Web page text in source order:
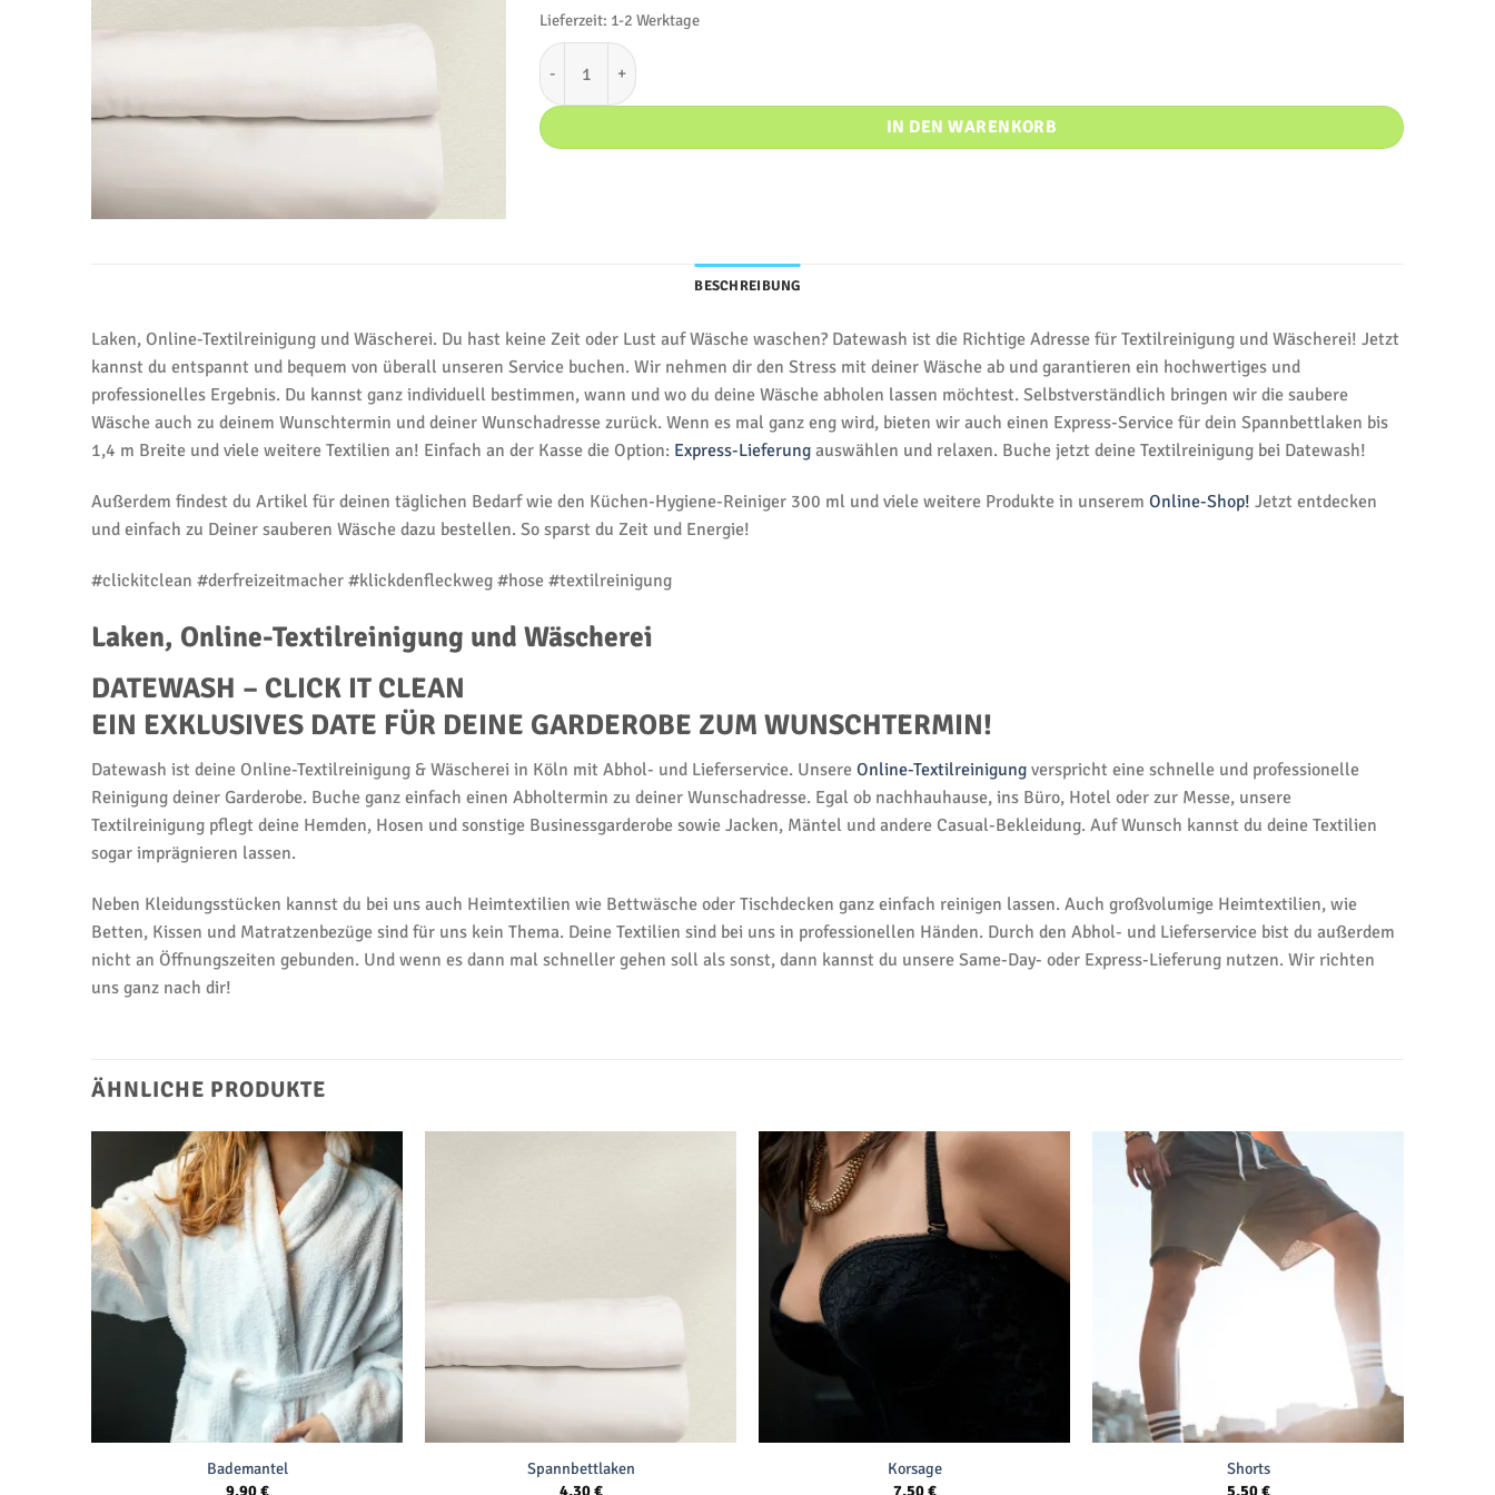
Lieferzeit: 1-2 Werktage
Laken mangeln Menge
IN DEN WARENKORB
BESCHREIBUNG
Laken, Online-Textilreinigung und Wäscherei. Du hast keine Zeit oder Lust auf Wäsche waschen? Datewash ist die Richtige Adresse für Textilreinigung und Wäscherei! Jetzt
kannst du entspannt und bequem von überall unseren Service buchen. Wir nehmen dir den Stress mit deiner Wäsche ab und garantieren ein hochwertiges und
professionelles Ergebnis. Du kannst ganz individuell bestimmen, wann und wo du deine Wäsche abholen lassen möchtest. Selbstverständlich bringen wir die saubere
Wäsche auch zu deinem Wunschtermin und deiner Wunschadresse zurück. Wenn es mal ganz eng wird, bieten wir auch einen Express-Service für dein Spannbettlaken bis
1,4 m Breite und viele weitere Textilien an! Einfach an der Kasse die Option: Express-Lieferung auswählen und relaxen. Buche jetzt deine Textilreinigung bei Datewash!
Außerdem findest du Artikel für deinen täglichen Bedarf wie den Küchen-Hygiene-Reiniger 300 ml und viele weitere Produkte in unserem Online-Shop! Jetzt entdecken
und einfach zu Deiner sauberen Wäsche dazu bestellen. So sparst du Zeit und Energie!
#clickitclean #derfreizeitmacher #klickdenfleckweg #hose #textilreinigung
Laken, Online-Textilreinigung und Wäscherei
DATEWASH – CLICK IT CLEAN
EIN EXKLUSIVES DATE FÜR DEINE GARDEROBE ZUM WUNSCHTERMIN!
Datewash ist deine Online-Textilreinigung & Wäscherei in Köln mit Abhol- und Lieferservice. Unsere Online-Textilreinigung verspricht eine schnelle und professionelle
Reinigung deiner Garderobe. Buche ganz einfach einen Abholtermin zu deiner Wunschadresse. Egal ob nachhauhause, ins Büro, Hotel oder zur Messe, unsere
Textilreinigung pflegt deine Hemden, Hosen und sonstige Businessgarderobe sowie Jacken, Mäntel und andere Casual-Bekleidung. Auf Wunsch kannst du deine Textilien
sogar imprägnieren lassen.
Neben Kleidungsstücken kannst du bei uns auch Heimtextilien wie Bettwäsche oder Tischdecken ganz einfach reinigen lassen. Auch großvolumige Heimtextilien, wie
Betten, Kissen und Matratzenbezüge sind für uns kein Thema. Deine Textilien sind bei uns in professionellen Händen. Durch den Abhol- und Lieferservice bist du außerdem
nicht an Öffnungszeiten gebunden. Und wenn es dann mal schneller gehen soll als sonst, dann kannst du unsere Same-Day- oder Express-Lieferung nutzen. Wir richten
uns ganz nach dir!
ÄHNLICHE PRODUKTE
Bademantel
9,90€
Spannbettlaken
4,30€
Korsage
7,50€
Shorts
5,50€